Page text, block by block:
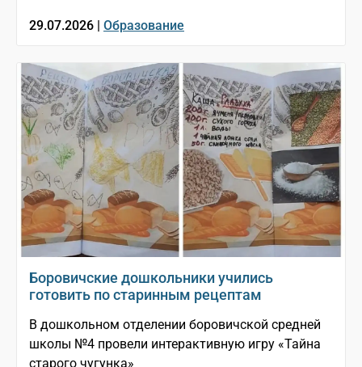
29.07.2026 | Образование
Боровичские дошкольники учились
готовить по старинным рецептам
В дошкольном отделении боровичской средней
школы №4 провели интерактивную игру «Тайна
старого чугунка»